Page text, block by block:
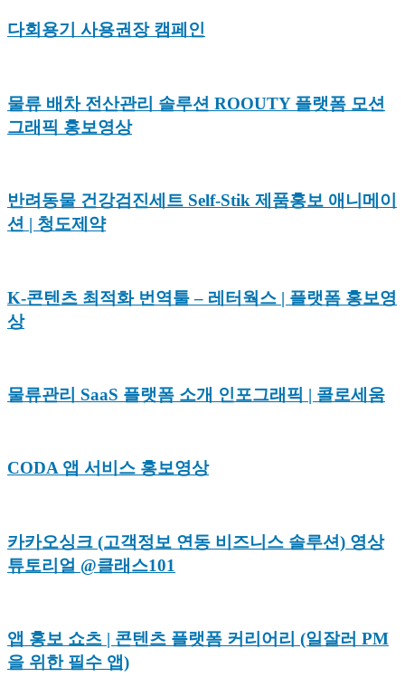
다회용기 사용권장 캠페인
물류 배차 전산관리 솔루션 ROOUTY 플랫폼 모션
그래픽 홍보영상
반려동물 건강검진세트 Self-Stik 제품홍보 애니메이
션 | 청도제약
K-콘텐츠 최적화 번역툴 – 레터웍스 | 플랫폼 홍보영
상
물류관리 SaaS 플랫폼 소개 인포그래픽 | 콜로세움
CODA 앱 서비스 홍보영상
카카오싱크 (고객정보 연동 비즈니스 솔루션) 영상
튜토리얼 @클래스101
앱 홍보 쇼츠 | 콘텐츠 플랫폼 커리어리 (일잘러 PM
을 위한 필수 앱)